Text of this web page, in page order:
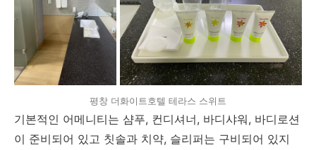
평창 더화이트호텔 테라스 스위트
기본적인 어메니티는 샴푸, 컨디셔너, 바디샤워, 바디로션
이 준비되어 있고 칫솔과 치약, 슬리퍼는 구비되어 있지